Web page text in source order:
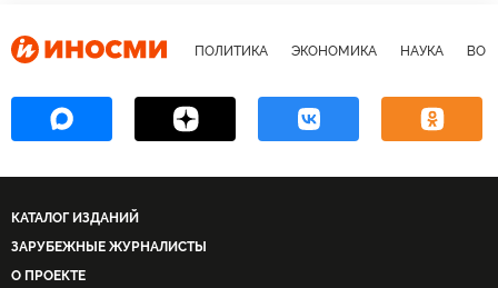
ПОЛИТИКА ЭКОНОМИКА НАУКА
КАТАЛОГ ИЗДАНИЙ
ЗАРУБЕЖНЫЕ ЖУРНАЛИСТЫ
О ПРОЕКТЕ